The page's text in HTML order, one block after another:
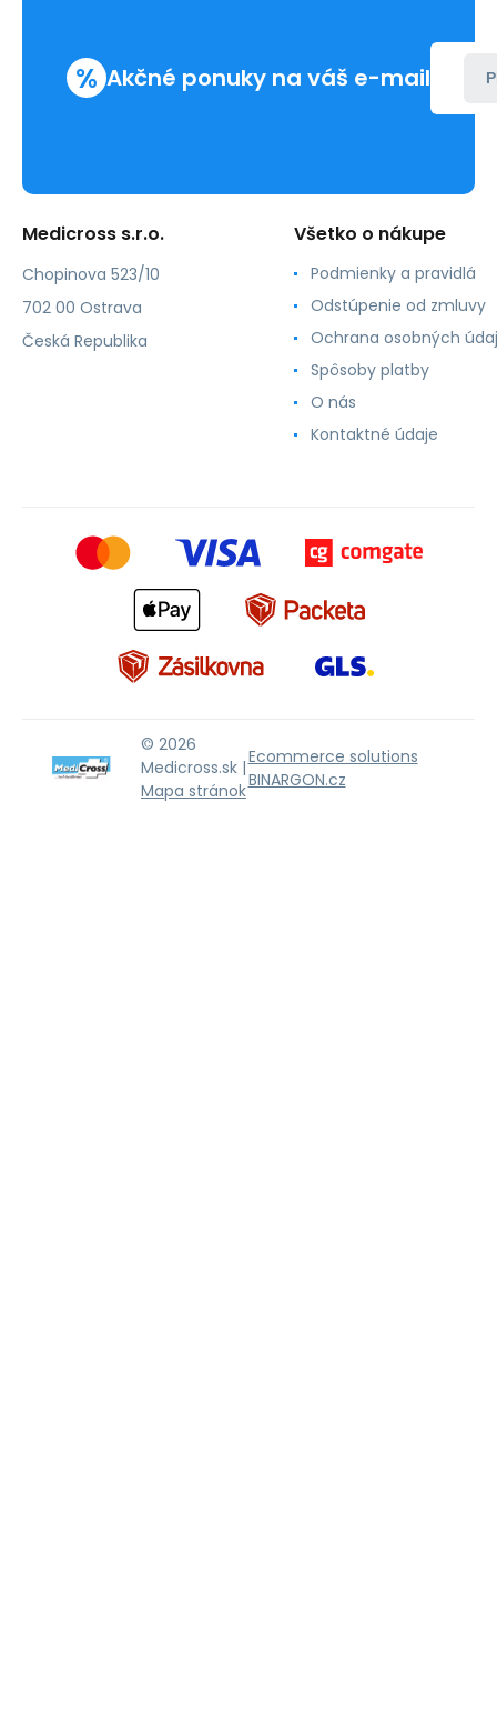
% Akčné ponuky na váš e-mail
Medicross s.r.o.
Chopinova 523/10
702 00 Ostrava
Česká Republika
Všetko o nákupe
Podmienky a pravidlá
Odstúpenie od zmluvy
Ochrana osobných
Spôsoby platby
O nás
Kontaktné údaje
© 2026
Medicross.sk |
Mapa stránok
Ecommerce solutions
BINARGON.cz